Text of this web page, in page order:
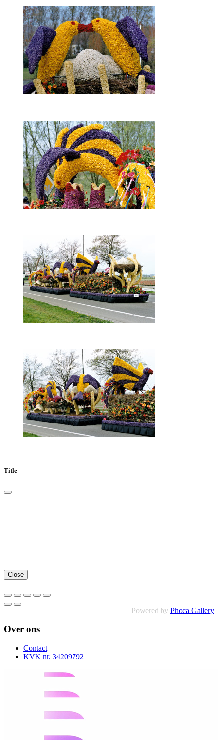
Title
Close
Powered by Phoca Gallery
Over ons
Contact
KVK nr. 34209792